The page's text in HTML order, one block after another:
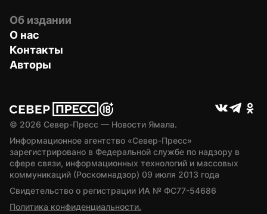
Об издании
О нас
Контакты
Авторы
© 2026 Север-Пресс — Новости Ямала.
Информационное агентство «Север-Пресс»
зарегистрировано в Федеральной службе по надзору в
сфере связи, информационных технологий и массовых
коммуникаций (Роскомнадзор) 09 июля 2013 года
Свидетельство о регистрации ИА № ФС77-54686
Политика конфиденциальности.